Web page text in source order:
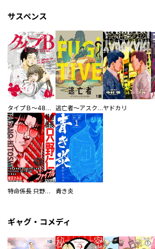
サスペンス
タイプＢ～48時間後、致死率100％～【単話】 逃亡者～アスクレピオスの杖～ヤドカリ
特命係長 只野仁ファイナル 愛蔵版 青き炎
ギャグ・コメディ